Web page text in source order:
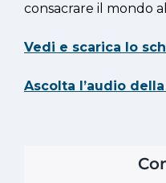
consacrare il mondo
Vedi e scarica lo
Ascolta l’audio